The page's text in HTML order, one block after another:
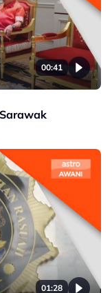
00:41
01:28